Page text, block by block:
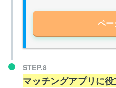
ペ
STEP.8
マッチングアプリに